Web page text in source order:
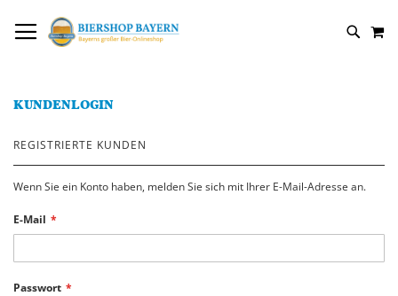
ZUM
INHALT
KUNDENLOGIN
REGISTRIERTE KUNDEN
Wenn Sie ein Konto haben, melden Sie sich mit Ihrer E-Mail-Adresse an.
E-Mail
Passwort